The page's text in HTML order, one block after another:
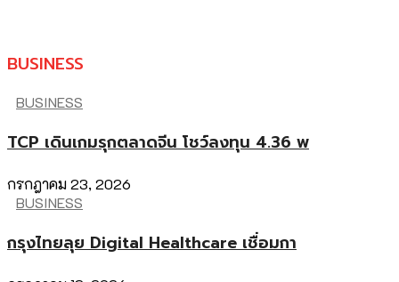
BUSINESS
BUSINESS
TCP เดินเกมรุกตลาดจีน โชว์ลงทุน 4.36 พ
กรกฎาคม 23, 2026
BUSINESS
กรุงไทยลุย Digital Healthcare เชื่อมกา